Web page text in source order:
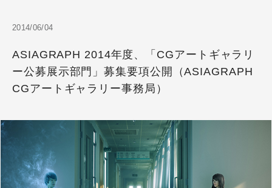
2014/06/04
ASIAGRAPH 2014年度、「CGアートギャラリ
ー公募展示部門」募集要項公開（ASIAGRAPH
CGアートギャラリー事務局）